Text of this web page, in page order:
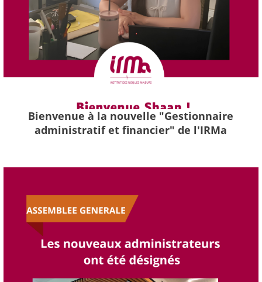
Bienvenue à la nouvelle "Gestionnaire
administratif et financier" de l'IRMa